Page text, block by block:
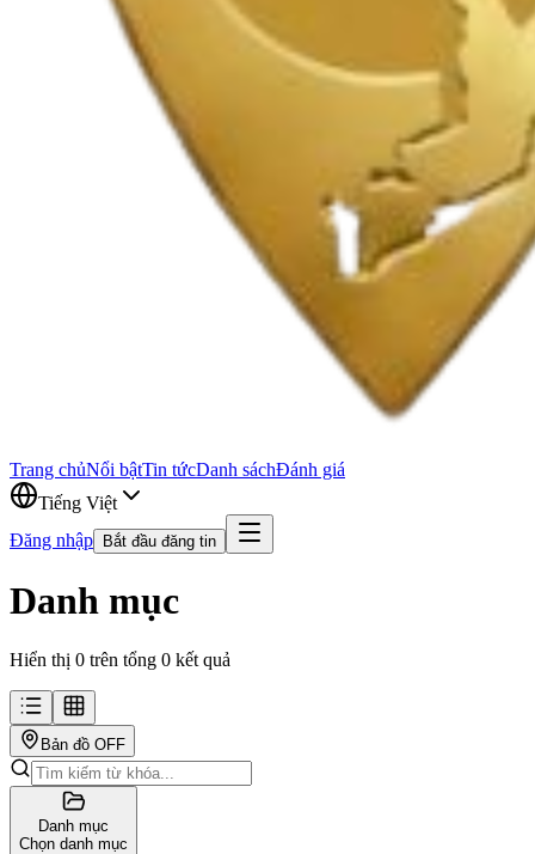
Trang chủNổi bậtTin tứcDanh sáchĐánh giá
Tiếng Việt
Đăng nhập
Bắt đầu đăng tin
Danh mục
Hiển thị 0 trên tổng 0 kết quả
Bản đồ OFF
Danh mục
Chọn danh mục